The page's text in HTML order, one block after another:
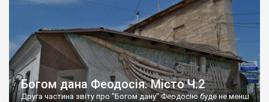
Богом дана Феодосія. Місто Ч.2
Друга частина звіту про "Богом дану" Феодосію буде не менш